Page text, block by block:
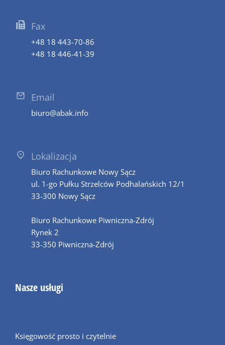
Fax
+48 18 443-70-86
+48 18 446-41-39
Email
biuro@abak.info
Lokalizacja
Biuro Rachunkowe Nowy Sącz
ul. 1-go Pułku Strzelców Podhalańskich 12/1
33-300 Nowy Sącz
Biuro Rachunkowe Piwniczna-Zdrój
Rynek 2
33-350 Piwniczna-Zdrój
Nasze usługi
Księgowość prosto i czytelnie